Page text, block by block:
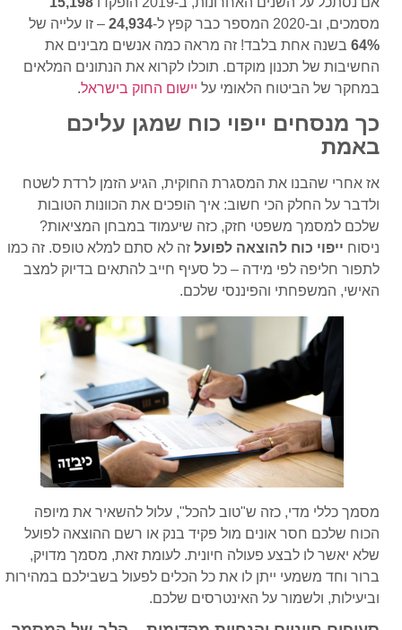
מסמכים, וב-2020 המספר כבר קפץ ל-
24,934 – זו עלייה של
64% בשנה אחת בלבד! זה מראה כמה אנשים מבינים את
החשיבות של תכנון מוקדם. תוכלו לקרוא את הנתונים המלאים
במחקר של הביטוח הלאומי על יישום החוק בישראל.
כך מנסחים ייפוי כוח שמגן עליכם
באמת
אז אחרי שהבנו את המסגרת החוקית, הגיע הזמן לרדת לשטח
ולדבר על החלק הכי חשוב: איך הופכים את הכוונות הטובות
שלכם למסמך משפטי חזק, כזה שיעמוד במבחן המציאות?
ניסוח ייפוי כוח להוצאה לפועל זה לא סתם למלא טופס. זה כמו
לתפור חליפה לפי מידה – כל סעיף חייב להתאים בדיוק למצב
האישי, המשפחתי והפיננסי שלכם.
מסמך כללי מדי, כזה ש"טוב להכל", עלול להשאיר את מיופה
הכוח שלכם חסר אונים מול פקיד בנק או רשם ההוצאה לפועל
שלא יאשר לו לבצע פעולה חיונית. לעומת זאת, מסמך מדויק,
ברור וחד משמעי ייתן לו את כל הכלים לפעול בשבילכם במהירות
וביעילות, ולשמור על האינטרסים שלכם.